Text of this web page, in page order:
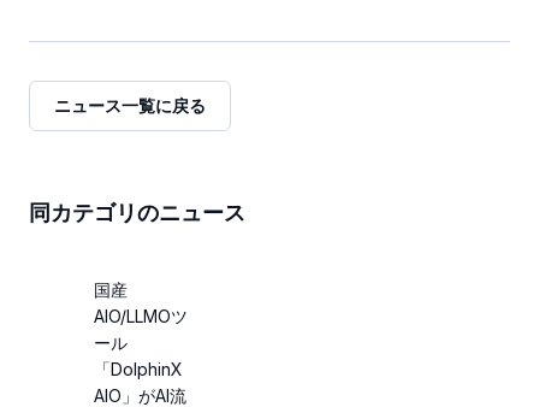
ニュース一覧に戻る
同カテゴリのニュース
国産
AIO/LLMOツ
ール
「DolphinX
AIO」がAI流